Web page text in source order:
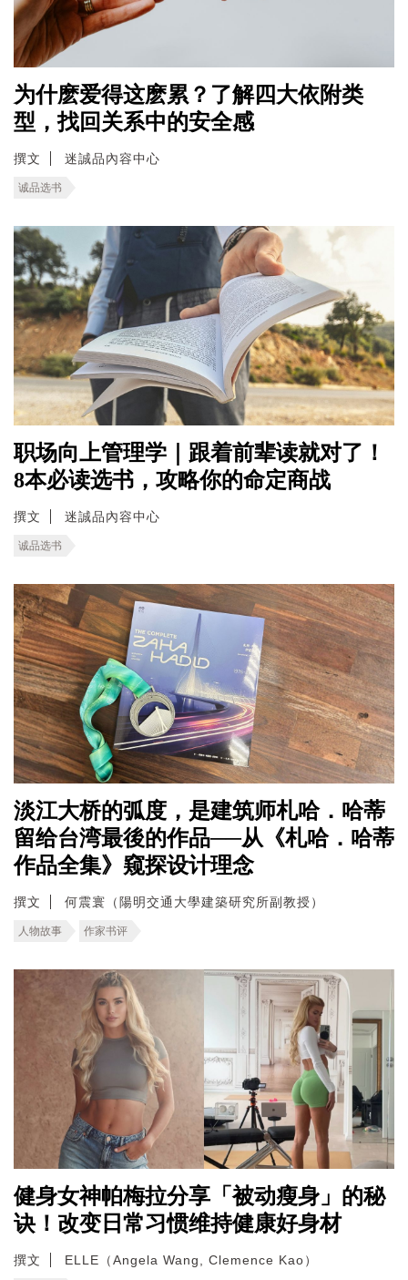
为什麽爱得这麽累？了解四大依附类
型，找回关系中的安全感
撰文 迷誠品內容中心
诚品选书
职场向上管理学｜跟着前辈读就对了！
8本必读选书，攻略你的命定商战
撰文 迷誠品內容中心
诚品选书
淡江大桥的弧度，是建筑师札哈．哈蒂
留给台湾最後的作品──从《札哈．哈蒂
作品全集》窥探设计理念
撰文 何震寰（陽明交通大學建築研究所副教授）
人物故事 作家书评
健身女神帕梅拉分享「被动瘦身」的秘
诀！改变日常习惯维持健康好身材
撰文 ELLE（Angela Wang, Clemence Kao）